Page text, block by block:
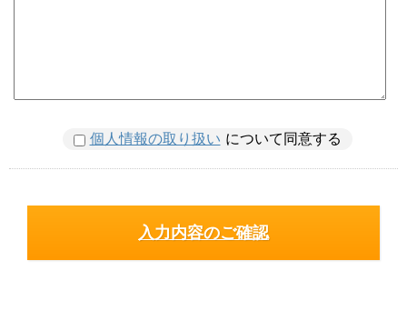
個人情報の取り扱い について同意する